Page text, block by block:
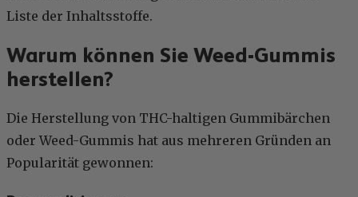
Liste der Inhaltsstoffe.
Warum können Sie Weed-Gummis
herstellen?
Die Herstellung von THC-haltigen Gummibärchen
oder Weed-Gummis hat aus mehreren Gründen an
Popularität gewonnen: